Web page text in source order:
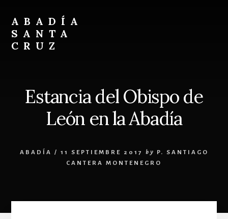
content
footer
ABADÍA
SANTA
CRUZ
Estancia del Obispo de
León en la Abadía
ABADÍA / 11 SEPTIEMBRE 2017 by
P. SANTIAGO
CANTERA MONTENEGRO